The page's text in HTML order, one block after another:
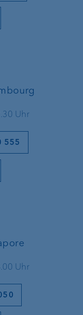
Uhr
555
Uhr